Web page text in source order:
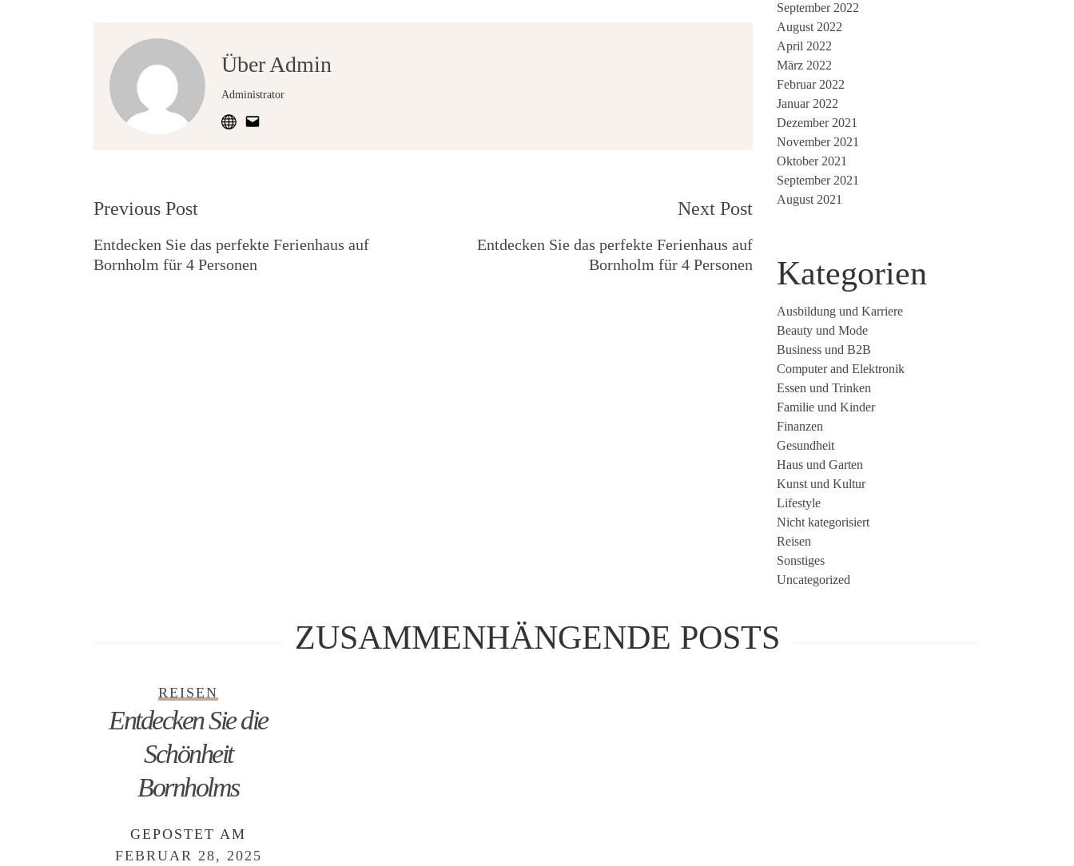
Über Admin
Administrator
Post
Navigation
Previous Post
Entdecken Sie das perfekte Ferienhaus auf
Bornholm für 4 Personen
Next Post
Entdecken Sie das perfekte Ferienhaus auf
Bornholm für 4 Personen
September 2022
August 2022
April 2022
März 2022
Februar 2022
Januar 2022
Dezember 2021
November 2021
Oktober 2021
September 2021
August 2021
Kategorien
Ausbildung und Karriere
Beauty und Mode
Business und B2B
Computer and Elektronik
Essen und Trinken
Familie und Kinder
Finanzen
Gesundheit
Haus und Garten
Kunst und Kultur
Lifestyle
Nicht kategorisiert
Reisen
Sonstiges
Uncategorized
ZUSAMMENHÄNGENDE POSTS
REISEN
Entdecken Sie die
Schönheit
Bornholms
GEPOSTET AM
FEBRUAR 28, 2025